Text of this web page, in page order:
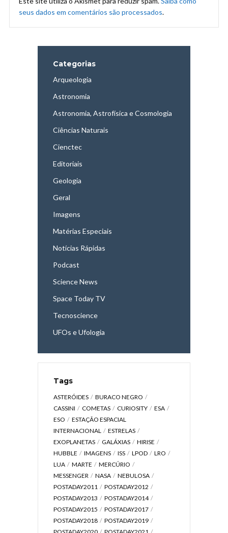
seus dados em comentários são processados.
Categorias
Arqueologia
Astronomia
Astronomia, Astrofísica e Cosmologia
Ciências Naturais
Cienctec
Editoriais
Geologia
Geral
Imagens
Matérias Especiais
Notícias Rápidas
Podcast
Science News
Space Today TV
Tecnoscience
UFOs e Ufologia
Tags
ASTERÓIDES
BURACO NEGRO
CASSINI
COMETAS CURIOSITY
ESA
ESO
ESTAÇÃO ESPACIAL
INTERNACIONAL
ESTRELAS
EXOPLANETAS
GALÁXIAS
HIRISE
HUBBLE
IMAGENS ISS LPOD
LRO
LUA
MARTE
MERCÚRIO
MESSENGER
NASA
NEBULOSA
POSTADAY2011
POSTADAY2012
POSTADAY2013
POSTADAY2014
POSTADAY2015
POSTADAY2017
POSTADAY2018
POSTADAY2019